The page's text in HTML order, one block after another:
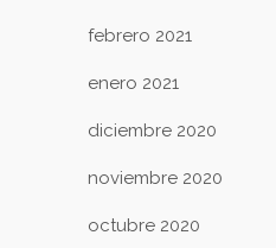
febrero 2021
enero 2021
diciembre 2020
noviembre 2020
octubre 2020